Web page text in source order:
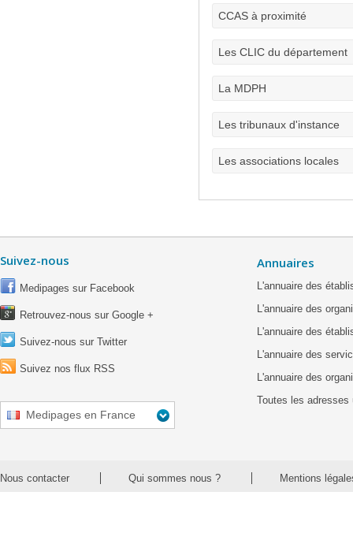
CCAS à proximité
Les CLIC du département
La MDPH
Les tribunaux d'instance
Les associations locales
Suivez-nous
Medipages sur Facebook
Retrouvez-nous sur Google +
Suivez-nous sur Twitter
Suivez nos flux RSS
Medipages en France
Annuaires
L'annuaire des
L'annuaire des
L'annuaire des
L'annuaire des
L'annuaire des
Toutes les adresses
Nous contacter Qui sommes nous ? Mentions